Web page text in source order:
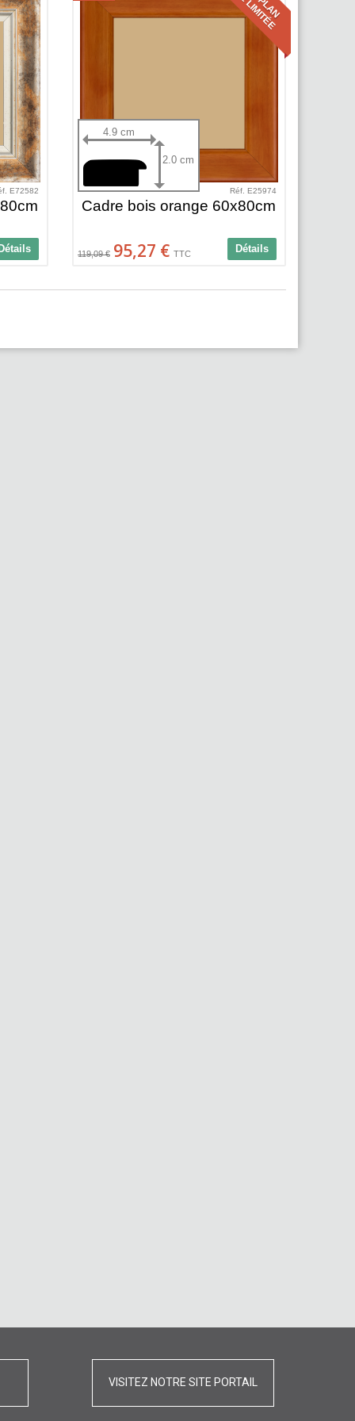
E72582
Détails
4.9 cm
2.0 cm
Réf. E25974
Cadre bois orange 60x80cm
Détails
119,09 € 95,27 € TTC
VISITEZ NOTRE SITE PORTAIL